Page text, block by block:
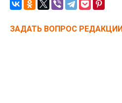
ЗАДАТЬ ВОПРОС РЕДАКЦИИ